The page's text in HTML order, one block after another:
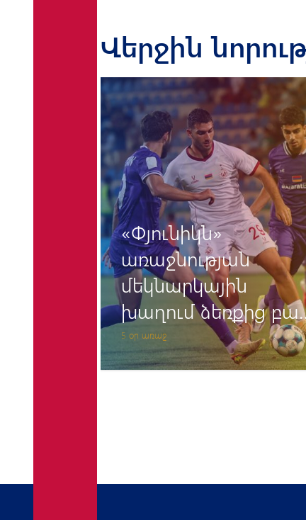
Վերջին
5 օր առաջ
«Փյունիկն»
առաջնության
մեկնարկային
խաղում ձեռքից
թողեց հաղթանակը